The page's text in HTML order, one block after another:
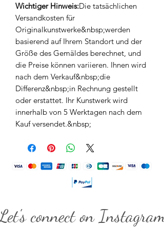
Wichtiger Hinweis:Die tatsächlichen
Versandkosten für
Originalkunstwerke&nbsp;werden
basierend auf Ihrem Standort und der
Größe des Gemäldes berechnet, und
die Preise können variieren. Ihnen wird
nach dem Verkauf&nbsp;die
Differenz&nbsp;in Rechnung gestellt
oder erstattet. Ihr Kunstwerk wird
innerhalb von 5 Werktagen nach dem
Kauf versendet.&nbsp;
connect on Instagram